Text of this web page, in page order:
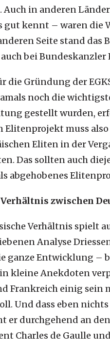
in anderen
gut kennt – waren die
Seite stand
bei Bundeskanzler
die Gründung der
noch die
gestellt wurden,
Elitenprojekt muss
Eliten in der
Das sollten auch
abgehobenes
Verhältnis zwischen
Verhältnis spielt
Analyse
ganze Entwicklung –
kleine Anekdoten
Frankreich einig sein
Und dass eben
er durchgehend an
Charles de Gaulle